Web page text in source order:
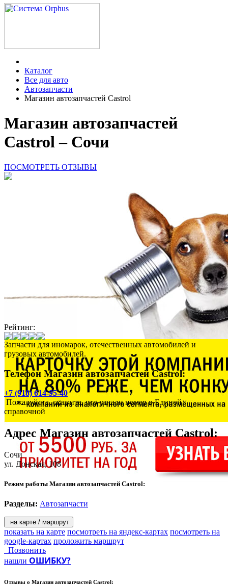
Каталог
Все для авто
Автозапчасти
Магазин автозапчастей Castrol
Магазин автозапчастей
Castrol – Сочи
ПОСМОТРЕТЬ ОТЗЫВЫ
Рейтинг:
Запчасти для иномарок, отечественных автомобилей и
грузовых автомобилей.
Телефон Магазин автозапчастей Castrol:
+7 (918) 614-95-40
Пожалуйста, скажите, что узнали номер в Единой
справочной
Адрес Магазин автозапчастей Castrol:
Сочи
ул. Донская, 108
Режим работы Магазин автозапчастей Castrol:
Разделы: Автозапчасти
на карте / маршрут
показать на карте посмотреть на яндекс-картах посмотреть на
google-картах проложить маршрут
Позвонить
нашли ОШИБКУ?
Отзывы о Магазин автозапчастей Castrol: